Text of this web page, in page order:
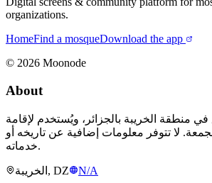
organizations.
HomeFind a mosqueDownload the app
© 2026 Moonode
About
في منطقة الخريبة بالجزائر، ويُستخدم لإقامة
لا تتوفر معلومات إضافية عن تاريخه أو
خدماته.
الخريبة, DZ
N/A